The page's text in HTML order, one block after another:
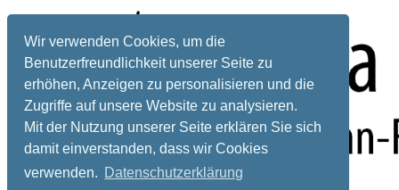
Wir verwenden Cookies, um die
Benutzerfreundlichkeit unserer Seite zu
erhöhen, Anzeigen zu personalisieren und die
Zugriffe auf unsere Website zu analysieren.
Mit der Nutzung unserer Seite erklären Sie sich
damit einverstanden, dass wir Cookies
verwenden. Datenschutzerklärung